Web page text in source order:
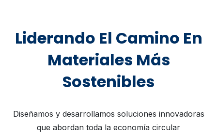
Liderando El Camino En
Materiales Más
Sostenibles
Diseñamos y desarrollamos soluciones innovadoras
que abordan toda la economía circular